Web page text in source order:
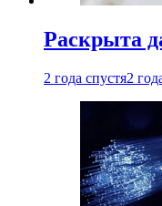
Раскрыта
2 года спустя2